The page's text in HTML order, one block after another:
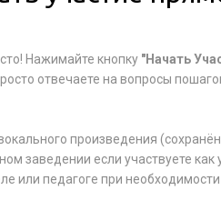
Нажимайте кнопку "Начать
отвечаете на вопросы
произведения
заведении если участвуете как
или педагоге при необходимости